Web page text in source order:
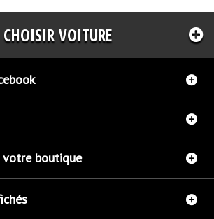
CHOISIR VOITURE
boutique